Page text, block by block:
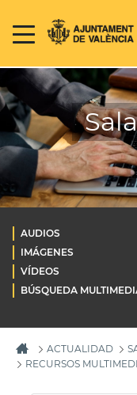
AUDIOS
IMÁGENES
VÍDEOS
BÚSQUEDA
ACTUALIDAD
RECURSOS